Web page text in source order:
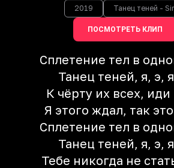
2019 Танец теней -
ПОСМОТРЕТЬ КЛИП
Сплетение тел в
Танец теней, я, э,
К чёрту их всех,
Я этого ждал, так
Сплетение тел в
Танец теней, я, э,
Тебе никогда не